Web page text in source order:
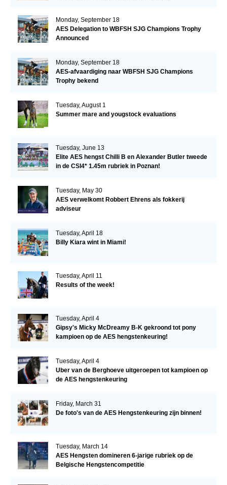
Monday, September 18
AES Delegation to WBFSH SJG Champions Trophy
Announced
Monday, September 18
AES-afvaardiging naar WBFSH SJG Champions
Trophy bekend
Tuesday, August 1
Summer mare and yougstock evaluations
Tuesday, June 13
Elite AES hengst Chilli B en Alexander Butler tweede
in de CSI4* 1.45m rubriek in Poznan!
Tuesday, May 30
AES verwelkomt Robbert Ehrens als fokkerij
adviseur
Tuesday, April 18
Billy Kiara wint in Miami!
Tuesday, April 11
Results of the week!
Tuesday, April 4
Gipsy's Micky McDreamy B-K gekroond tot pony
kampioen op de AES hengstenkeuring!
Tuesday, April 4
Uber van de Berghoeve uitgeroepen tot kampioen op
de AES hengstenkeuring
Friday, March 31
De foto's van de AES Hengstenkeuring zijn binnen!
Tuesday, March 14
AES Hengsten domineren 6-jarige rubriek op de
Belgische Hengstencompetitie